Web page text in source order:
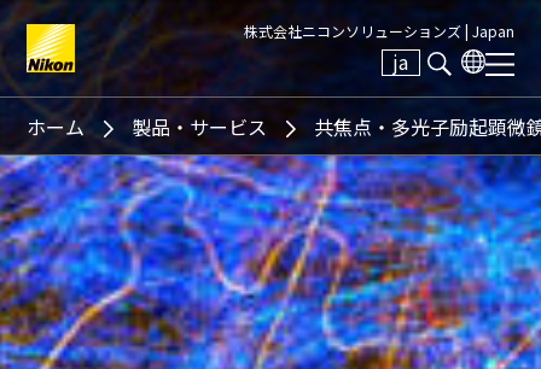
株式会社ニコンソリューションズ | Japan
ja
Search keyword(s)
ホーム 製品・サービス 共焦点・多光子励起顕微